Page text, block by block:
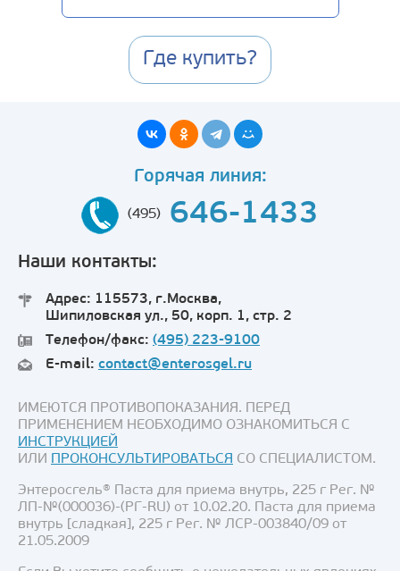
Где купить?
Горячая линия:
(495) 646-1433
Наши контакты:
Адрес: 115573, г.Москва,
Шипиловская ул., 50, корп. 1, стр. 2
Телефон/факс: (495) 223-9100
E-mail: contact@enterosgel.ru
ИМЕЮТСЯ ПРОТИВОПОКАЗАНИЯ. ПЕРЕД
ПРИМЕНЕНИЕМ НЕОБХОДИМО ОЗНАКОМИТЬСЯ С
ИНСТРУКЦИЕЙ
ИЛИ
ПРОКОНСУЛЬТИРОВАТЬСЯ СО СПЕЦИАЛИСТОМ.
Энтеросгель® Паста для приема внутрь, 225 г Рег. №
ЛП-№(000036)-(РГ-RU) от 10.02.20. Паста для приема
внутрь [сладкая], 225 г Рег. № ЛСР-003840/09 от
21.05.2009